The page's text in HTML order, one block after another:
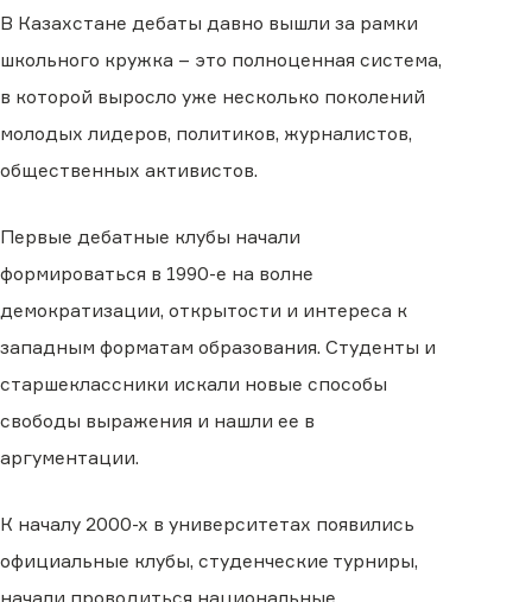
В Казахстане дебаты давно вышли за рамки
школьного кружка – это полноценная система,
в которой выросло уже несколько поколений
молодых лидеров, политиков, журналистов,
общественных активистов.
Первые дебатные клубы начали
формироваться в 1990-е на волне
демократизации, открытости и интереса к
западным форматам образования. Студенты и
старшеклассники искали новые способы
свободы выражения и нашли ее в
аргументации.
К началу 2000-х в университетах появились
официальные клубы, студенческие турниры,